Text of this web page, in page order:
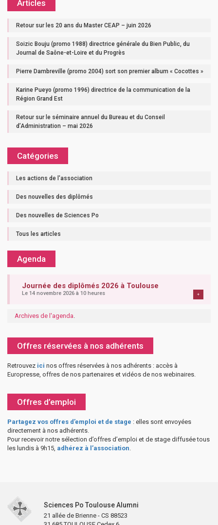
Articles
Retour sur les 20 ans du Master CEAP – juin 2026
Soizic Bouju (promo 1988) directrice générale du Bien Public, du
Journal de Saône-et-Loire et du Progrès
Pierre Dambreville (promo 2004) sort son premier album « Cocottes »
Karine Pueyo (promo 1996) directrice de la communication de la
Région Grand Est
Retour sur le séminaire annuel du Bureau et du Conseil
d’Administration – mai 2026
Catégories
Les actions de l'association
Des nouvelles des diplômés
Des nouvelles de Sciences Po
Tous les articles
Agenda
Journée des diplômés 2026 à Toulouse
Le 14 novembre 2026 à 10 heures +
Archives de l'agenda
Offres réservées à nos adhérents
Retrouvez ici nos offres réservées à nos adhérents : accès à
Europresse, offres de nos partenaires et vidéos de nos webinaires.
Offres d’emploi
Partagez vos offres d’emploi et de stage : elles sont envoyées
directement à nos adhérents.
Pour recevoir notre sélection d’offres d’emploi et de stage diffusée tous
les lundis à 9h15, adhérez à l’association
Sciences Po Toulouse Alumni
21 allée de Brienne - CS 88523